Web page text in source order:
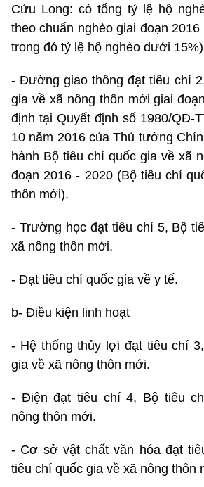
Cửu Long: có tổng tỷ lệ hộ
theo chuẩn nghèo giai đoạn
trong đó tỷ lệ hộ nghèo dưới
- Đường giao thông đạt tiêu chí
gia về xã nông thôn mới giai
định tại Quyết định số 1980/QĐ-
10 năm 2016 của Thủ tướng
hành Bộ tiêu chí quốc gia về xã
đoạn 2016 - 2020 (Bộ tiêu chí
thôn mới).
- Trường học đạt tiêu chí 5, Bộ
xã nông thôn mới.
- Đạt tiêu chí quốc gia về y tế.
b- Điều kiện linh hoạt
- Hệ thống thủy lợi đạt tiêu chí
gia về xã nông thôn mới.
- Điện đạt tiêu chí 4, Bộ tiêu
nông thôn mới.
- Cơ sở vật chất văn hóa đạt
tiêu chí quốc gia về xã nông thôn